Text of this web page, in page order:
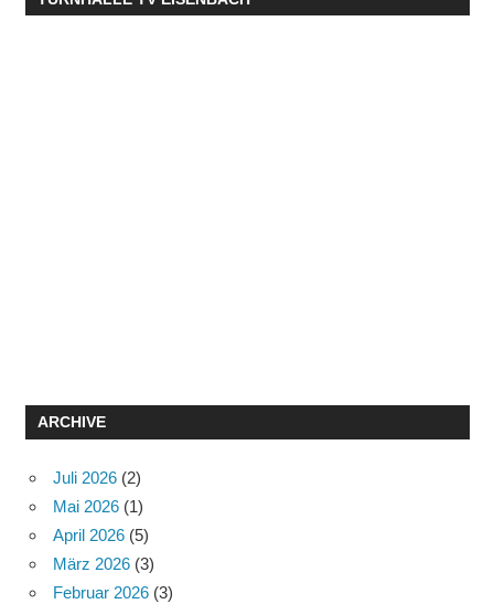
ARCHIVE
Juli 2026 (2)
Mai 2026 (1)
April 2026 (5)
März 2026 (3)
Februar 2026 (3)